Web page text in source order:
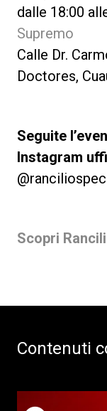
dalle 18:00
Supremo
Calle Dr.
Doctores,
Seguite
Instagram
Scopri
Contenuti